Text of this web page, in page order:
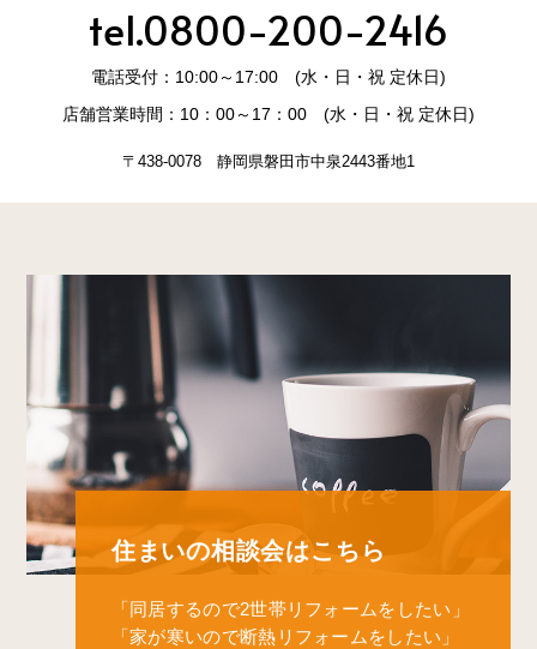
tel.0800-200-2416
電話受付：10:00～17:00 (水・日・祝 定休日)
店舗営業時間：10：00～17：00 (水・日・祝 定休日)
〒438-0078 静岡県磐田市中泉2443番地1
住まいの相談会はこちら
「同居するので2世帯リフォームをしたい」
「家が寒いので断熱リフォームをしたい」